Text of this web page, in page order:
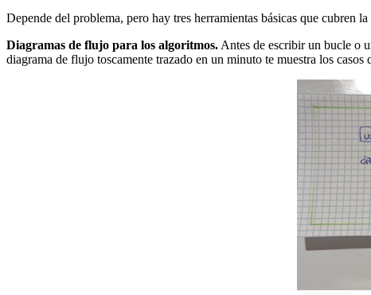
Depende del problema, pero hay tres herramientas básicas que cubren
Diagramas de flujo para los algoritmos. Antes de escribir un bucle o
diagrama de flujo toscamente trazado en un minuto te muestra los casos